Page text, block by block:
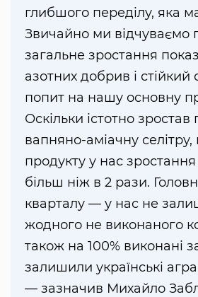
глибшого переділу, яка
Звичайно ми відчуваємо
загальне зростання
азотних добрив і стійкий
попит на нашу основну
Оскільки істотно зростав
вапняно-аміачну
продукту у нас
більш ніж в 2 рази.
кварталу — у нас не
жодного не виконаного
також на 100% виконані
залишили українські
— зазначив Михайло